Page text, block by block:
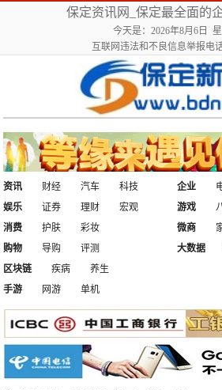
保定资讯网_保定最全面的
今天是：2026年8月6日
互联网违法和不良信息举报电
资讯 财经 汽车
科技
娱乐
证券 理财 宏观
企业
游戏
消费
护肤
彩妆
购物
导购 评测
微商
大数据
区块链
疾病
养生
手游
网游 单机